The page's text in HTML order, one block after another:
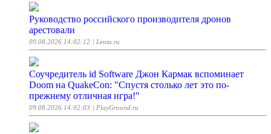
Руководство российского производителя дронов
арестовали
09.08.2026 14:02:12 | Lenta.ru
Соучредитель id Software Джон Кармак вспоминает
Doom на QuakeCon: "Спустя столько лет это по-
прежнему отличная игра!"
09.08.2026 14:02:03 | PlayGround.ru